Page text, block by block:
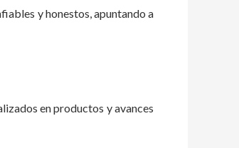
y honestos, apuntando a
en productos y avances